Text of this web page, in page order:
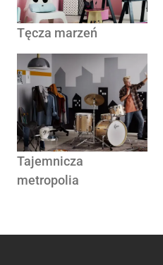
Tęcza marzeń
Tajemnicza
metropolia